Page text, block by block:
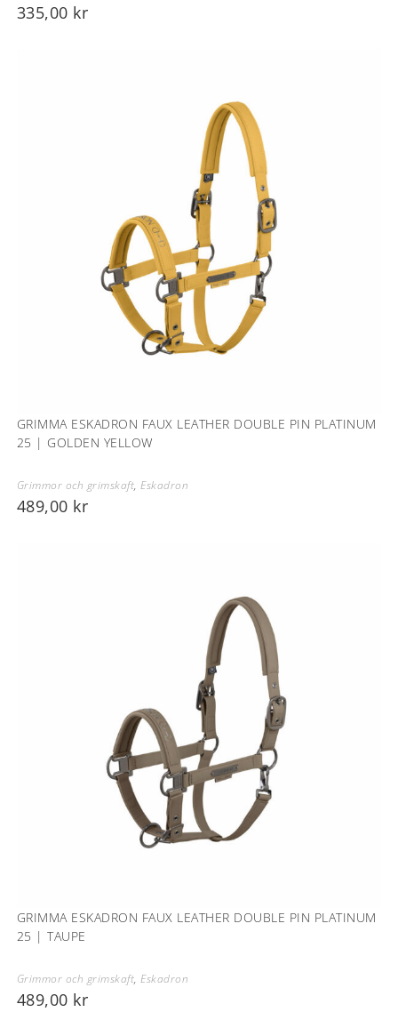
335,00 kr
GRIMMA ESKADRON FAUX LEATHER DOUBLE PIN PLATINUM
25 | GOLDEN YELLOW
Grimmor och grimskaft,Eskadron
489,00 kr
GRIMMA ESKADRON FAUX LEATHER DOUBLE PIN PLATINUM
25 | TAUPE
Grimmor och grimskaft,Eskadron
489,00 kr